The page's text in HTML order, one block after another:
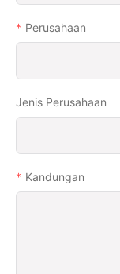
Perusahaan
Jenis Perusahaan
Kandungan